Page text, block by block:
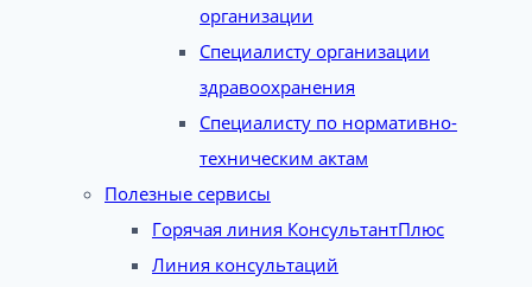
организации
Специалисту организации
здравоохранения
Специалисту по нормативно-
техническим актам
Полезные сервисы
Горячая линия КонсультантПлюс
Линия консультаций